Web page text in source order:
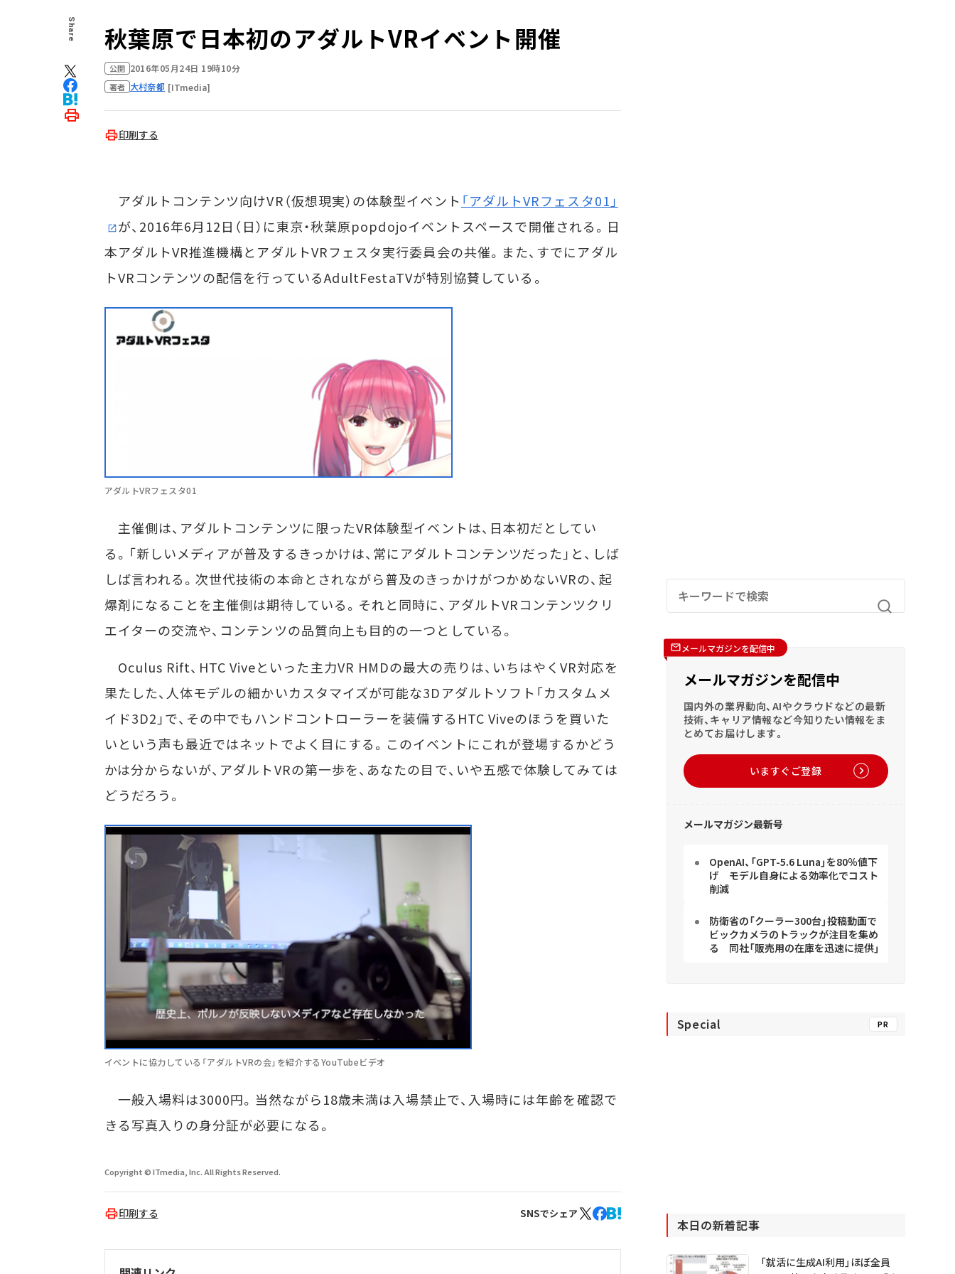
Share 秋葉原で日本初のアダルトVRイベント開催
公開 2016年05月24日 19時10分
著者 大村奈都 [ITmedia]
印刷する
アダルトコンテンツ向けVR（仮想現実）の体験型イベント 「アダルトVRフェスタ01」
が、2016年6月12日（日）に東京・秋葉原popdojoイベントスペースで開催される。日
本アダルトVR推進機構とアダルトVRフェスタ実行委員会の共催。また、すでにアダル
トVRコンテンツの配信を行っているAdultFestaTVが特別協賛している。
アダルトVRフェスタ01
主催側は、アダルトコンテンツに限ったVR体験型イベントは、日本初だとしてい
る。「新しいメディアが普及するきっかけは、常にアダルトコンテンツだった」と、しば
しば言われる。次世代技術の本命とされながら普及のきっかけがつかめないVRの、起
爆剤になることを主催側は期待している。それと同時に、アダルトVRコンテンツクリ
エイターの交流や、コンテンツの品質向上も目的の一つとしている。
Oculus Rift、HTC Viveといった主力VR HMDの最大の売りは、いちはやくVR対応を
果たした、人体モデルの細かいカスタマイズが可能な3Dアダルトソフト「カスタムメ
イド3D2」で、その中でもハンドコントローラーを装備するHTC Viveのほうを買いた
いという声も最近ではネットでよく目にする。このイベントにこれが登場するかどう
かは分からないが、アダルトVRの第一歩を、あなたの目で、いや五感で体験してみては
どうだろう。
イベントに協力している「アダルトVRの会」を紹介するYouTubeビデオ
一般入場料は3000円。当然ながら18歳未満は入場禁止で、入場時には年齢を確認で
きる写真入りの身分証が必要になる。
Copyright © ITmedia, Inc. All Rights Reserved.
印刷する SNSでシェア
メールマガジンを配信中
メールマガジンを配信中
国内外の業界動向、AIやクラウドなどの最新
技術、キャリア情報など今知りたい情報をま
とめてお届けします。
いますぐご登録
メールマガジン最新号
OpenAI、「GPT-5.6 Luna」を80％値下
げ モデル自身による効率化でコスト
削減
防衛省の「クーラー300台」投稿動画で
ビックカメラのトラックが注目を集め
る 同社「販売用の在庫を迅速に提供」
Special PR
本日の新着記事
「就活に生成AI利用」ほぼ全員